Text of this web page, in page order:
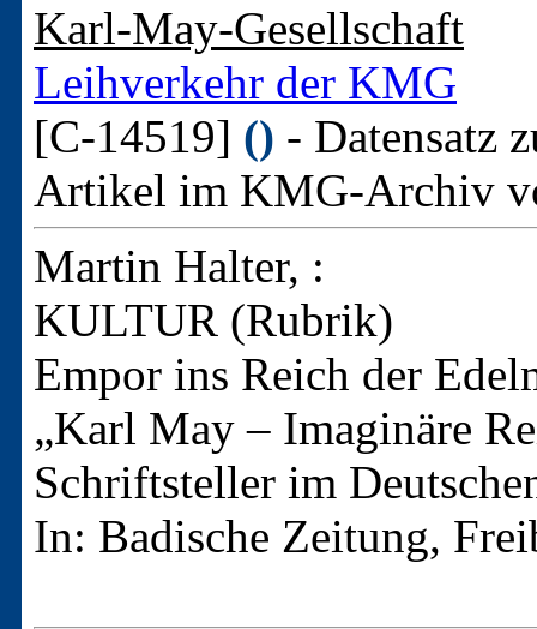
Karl-May-Gesellschaft
Leihverkehr der KMG
[C-14519] () - Datensatz
Artikel im KMG-Archiv
Martin Halter, :
KULTUR (Rubrik)
Empor ins Reich der
„Karl May ‒ Imaginäre
Schriftsteller im
In: Badische Zeitung,